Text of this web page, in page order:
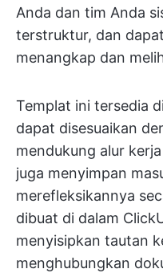
Anda dan tim Anda
terstruktur, dan
menangkap dan
Templat ini tersedia di
dapat disesuaikan
mendukung alur
juga menyimpan
merefleksikannya
dibuat di dalam
menyisipkan tautan
menghubungkan